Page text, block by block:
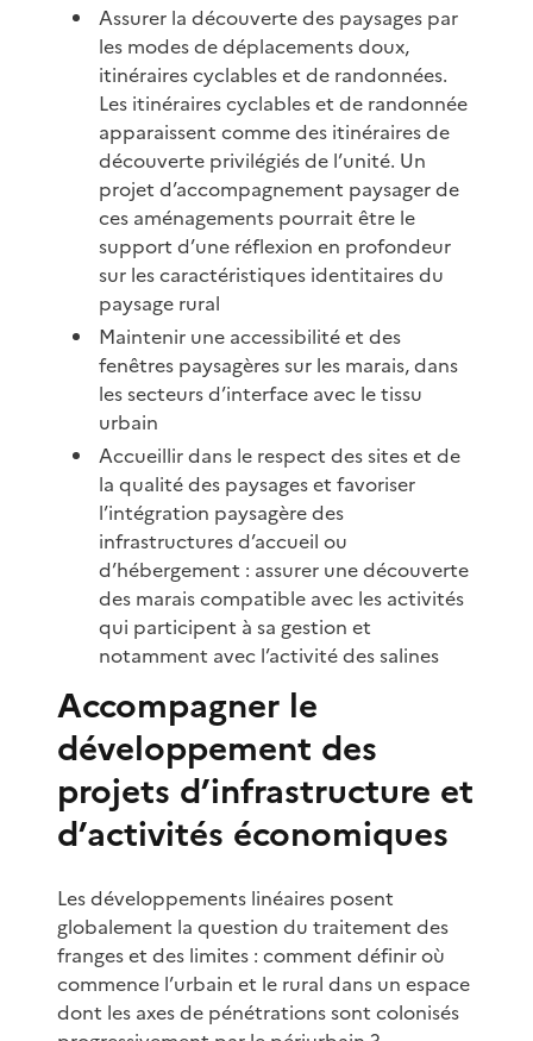
Assurer la découverte des paysages par
les modes de déplacements doux,
itinéraires cyclables et de randonnées.
Les itinéraires cyclables et de randonnée
apparaissent comme des itinéraires de
découverte privilégiés de l’unité. Un
projet d’accompagnement paysager de
ces aménagements pourrait être le
support d’une réflexion en profondeur
sur les caractéristiques identitaires du
paysage rural
Maintenir une accessibilité et des
fenêtres paysagères sur les marais, dans
les secteurs d’interface avec le tissu
urbain
Accueillir dans le respect des sites et de
la qualité des paysages et favoriser
l’intégration paysagère des
infrastructures d’accueil ou
d’hébergement : assurer une découverte
des marais compatible avec les activités
qui participent à sa gestion et
notamment avec l’activité des salines
Accompagner le
développement des
projets d’infrastructure et
d’activités économiques
Les développements linéaires posent
globalement la question du traitement des
franges et des limites : comment définir où
commence l’urbain et le rural dans un espace
dont les axes de pénétrations sont colonisés